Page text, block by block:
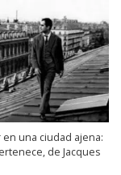
en una ciudad ajena:
de Jacques